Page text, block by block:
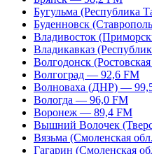
Бугульма (Республика
Буденновск
Владивосток
Владикавказ
Волгодонск
Волгоград — 92,6 FM
Волноваха (ДНР) —
Вологда — 96,0 FM
Воронеж — 89,4 FM
Вышний Волочек
Вязьма (Смоленская
Гагарин (Смоленская